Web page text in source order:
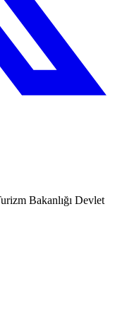
Bakanlığı Devlet